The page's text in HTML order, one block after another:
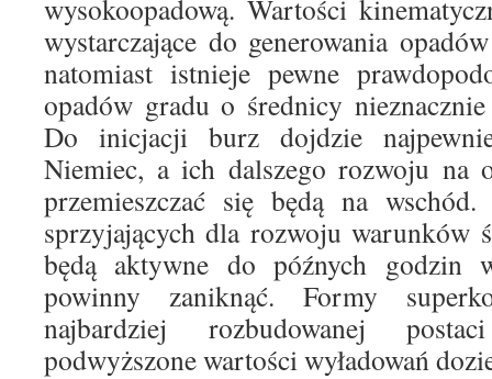
wysokoopadową. Wartości
wystarczające do generowania
natomiast istnieje pewne
opadów gradu o średnicy
Do inicjacji burz dojdzie
Niemiec, a ich dalszego rozwoju na
przemieszczać się będą na
sprzyjających dla rozwoju warunków
będą aktywne do późnych godzin
powinny zaniknąć. Formy
najbardziej rozbudowanej
podwyższone wartości wyładowań